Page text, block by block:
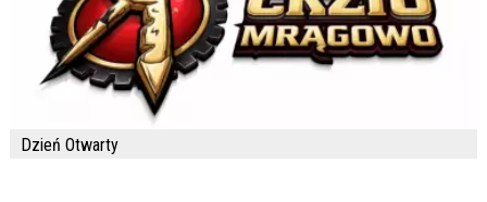
Dzień Otwarty